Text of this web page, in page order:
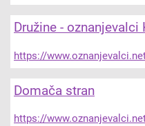
Družine - oznanjevalci
https://
Domača stran
https://